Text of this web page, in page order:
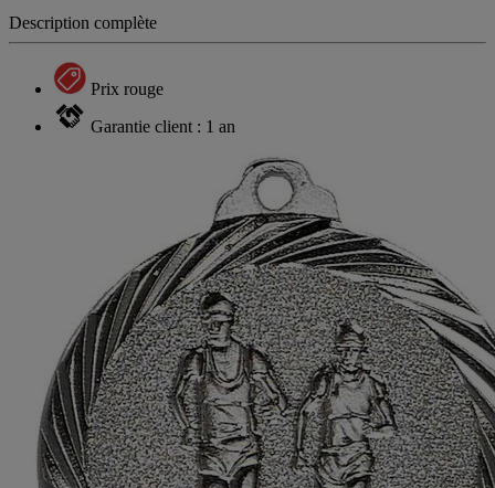
Description complète
Prix rouge
Garantie client : 1 an